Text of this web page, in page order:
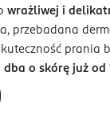
wrażliwej i
przebadana
prania
dba o skórę już od